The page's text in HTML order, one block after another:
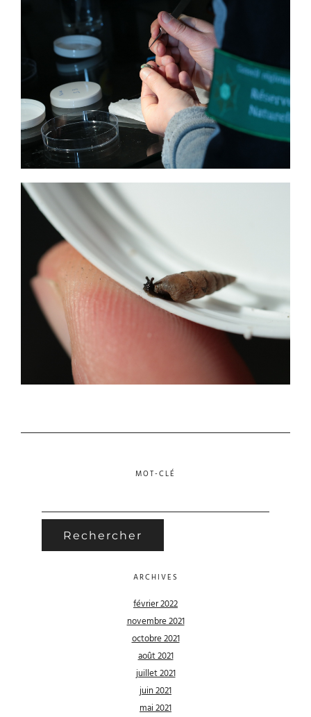
MOT-CLÉ
ARCHIVES
février 2022
novembre 2021
octobre 2021
août 2021
juillet 2021
juin 2021
mai 2021